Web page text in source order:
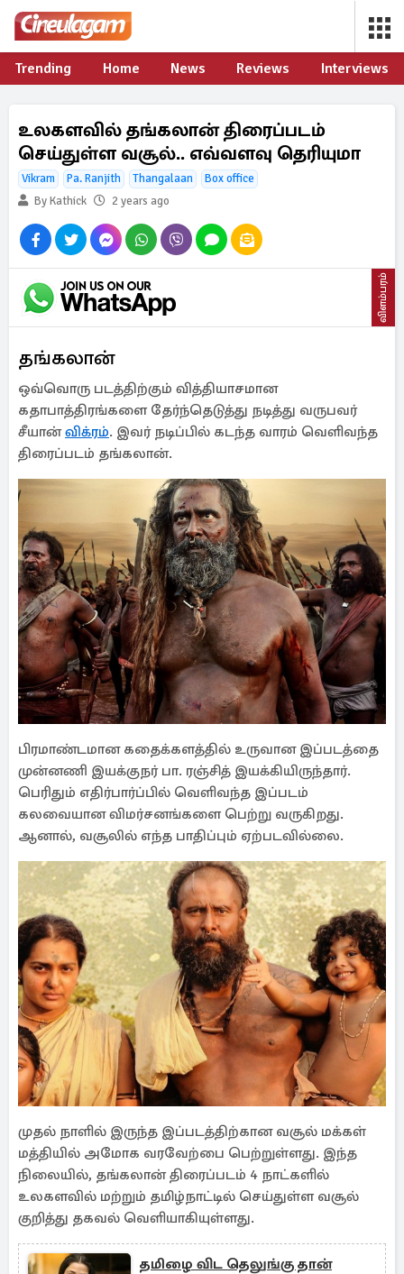
Trending Home News Reviews Interviews
உலகளவில் தங்கலான் திரைப்படம்
செய்துள்ள வசூல்.. எவ்வளவு தெரியுமா
Vikram Pa. Ranjith Thangalaan
Box office
By Kathick
2 years ago
விளம்பரம்
தங்கலான்
ஒவ்வொரு படத்திற்கும் வித்தியாசமான
கதாபாத்திரங்களை தேர்ந்தெடுத்து நடித்து வருபவர்
சீயான்விக்ரம். இவர் நடிப்பில் கடந்த வாரம் வெளிவந்த
திரைப்படம் தங்கலான்.
பிரமாண்டமான கதைக்களத்தில் உருவான இப்படத்தை
முன்னணி இயக்குநர் பா. ரஞ்சித் இயக்கியிருந்தார்.
பெரிதும் எதிர்பார்ப்பில் வெளிவந்த இப்படம்
கலவையான விமர்சனங்களை பெற்று வருகிறது.
ஆனால், வசூலில் எந்த பாதிப்பும் ஏற்படவில்லை.
முதல் நாளில் இருந்த இப்படத்திற்கான வசூல் மக்கள்
மத்தியில் அமோக வரவேற்பை பெற்றுள்ளது. இந்த
நிலையில், தங்கலான் திரைப்படம் 4 நாட்களில்
உலகளவில் மற்றும் தமிழ்நாட்டில் செய்துள்ள வசூல்
குறித்து தகவல் வெளியாகியுள்ளது.
தமிழை விட தெலுங்கு தான்